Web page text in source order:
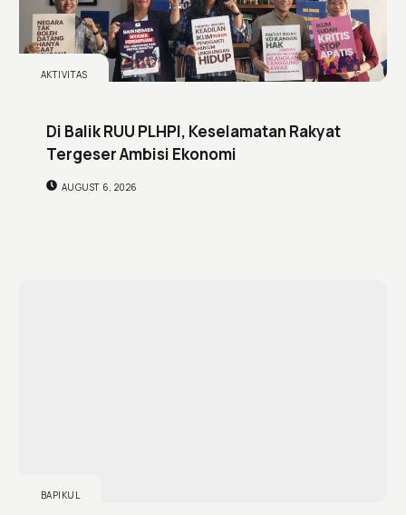
AKTIVITAS
Di Balik RUU PLHPI, Keselamatan Rakyat
Tergeser Ambisi Ekonomi
AUGUST 6, 2026
BAPIKUL